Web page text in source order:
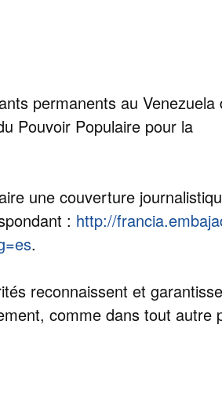
permanents au Venezuela
Pouvoir Populaire pour la
une couverture
: http://
.
reconnaissent et
comme dans tout autre